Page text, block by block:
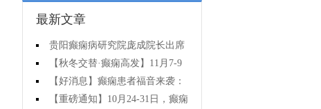
最新文章
贵阳癫痫病研究院庞成院长出席
第十一届CAAE国际癫痫论坛暨协会
成立20周年庆典
【秋冬交替·癫痫高发】11月7-9
日，超难约的北京三甲名医，携手
贵州专家团共抗癫痫，速约！
【好消息】癫痫患者福音来袭：
万元救助+半价专项检查+京黔专家
【重磅通知】10月24-31日，癫痫